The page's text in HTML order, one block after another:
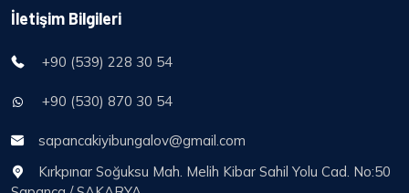
İletişim Bilgileri
+90 (539) 228 30 54
+90 (530) 870 30 54
sapancakiyibungalov@gmail.com
Kırkpınar Soğuksu Mah. Melih Kibar Sahil Yolu Cad. No:50